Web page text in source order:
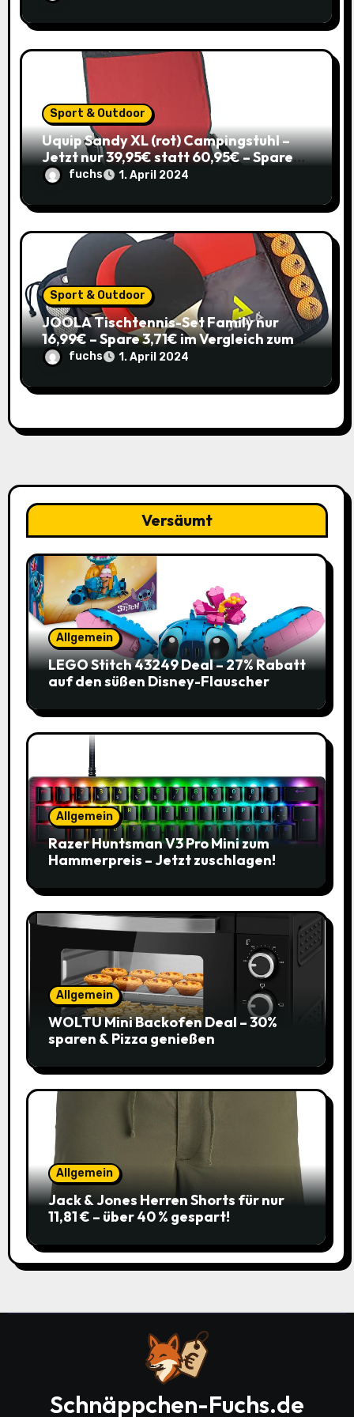
Sport & Outdoor
Uquip Sandy XL (rot) Campingstuhl –
Jetzt nur 39,95€ statt 60,95€ – Spare
34%fuchs 1. April 2024
Sport & Outdoor
JOOLA Tischtennis-Set Family nur
16,99€ – Spare 3,71€ im Vergleich zum
alten Preis!
fuchs 1. April 2024
Versäumt
Allgemein
LEGO Stitch 43249 Deal – 27% Rabatt
auf den süßen Disney-Flauscher
Allgemein
Razer Huntsman V3 Pro Mini zum
Hammerpreis – Jetzt zuschlagen!
Allgemein
WOLTU Mini Backofen Deal – 30%
sparen & Pizza genießen
Allgemein
Jack & Jones Herren Shorts für nur
11,81 € – über 40 % gespart!
Schnäppchen-Fuchs.de